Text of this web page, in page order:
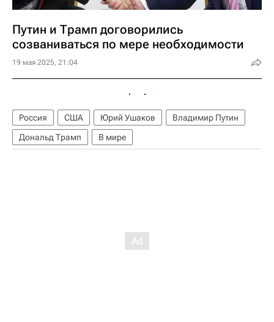
Путин и Трамп договорились
созваниваться по мере необходимости
19 мая 2025, 21:04
Россия США Юрий Ушаков
Владимир Путин
Дональд Трамп
В мире